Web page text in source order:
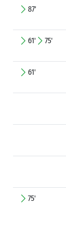
87'
61' 75'
61'
75'